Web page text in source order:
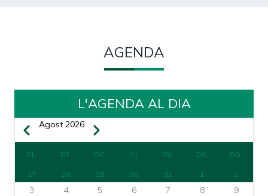
AGENDA
L'AGENDA AL DIA
PAGINACIÓ
PreviousAgost 2026 Next
DL. DT. DC. DJ. DV. DS. DG.
27 28 29 30 31 1 2
3 4 5 6 7 8
9